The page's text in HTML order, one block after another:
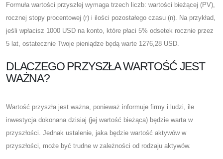
Formuła wartości przyszłej wymaga trzech liczb: wartości bieżącej (PV),
rocznej stopy procentowej (r) i ilości pozostałego czasu (n). Na przykład,
jeśli wpłacisz 1000 USD na konto, które płaci 5% odsetek rocznie przez
5 lat, ostatecznie Twoje pieniądze będą warte 1276,28 USD.
DLACZEGO PRZYSZŁA WARTOŚĆ JEST
WAŻNA?
Wartość przyszła jest ważna, ponieważ informuje firmy i ludzi, ile
inwestycja dokonana dzisiaj (jej wartość bieżąca) będzie warta w
przyszłości. Jednak ustalenie, jaka będzie wartość aktywów w
przyszłości, może być trudne w zależności od rodzaju aktywów.